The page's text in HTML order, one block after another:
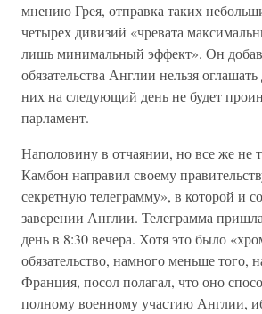
мнению Грея, отправка таких
четырех дивизий «чревата
лишь минимальный эффект». Он
обязательства Англии нельзя
них на следующий день не будет
парламент.
Наполовину в отчаянии, но все же не
Камбон направил своему
секретную телеграмму», в которой и
заверении Англии. Телеграмма
день в 8:30 вечера. Хотя это было
обязательство, намного меньше того,
Франция, посол полагал, что оно
полному военному участию Англии,